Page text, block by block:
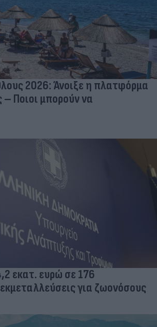
2026: Άνοιξε η πλατφόρμα
– Ποιοι μπορούν να
εκατ. ευρώ σε 176
για ζωονόσους